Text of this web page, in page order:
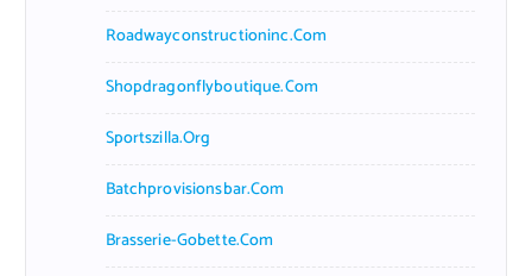
Roadwayconstructioninc.com
Shopdragonflyboutique.com
Sportszilla.org
Batchprovisionsbar.com
Brasserie-Gobette.com